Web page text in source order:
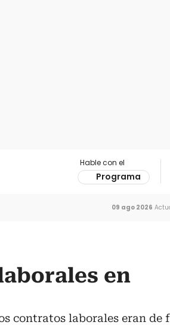
Hable con el
Programa
09 ago 2026
en
contratos laborales eran de